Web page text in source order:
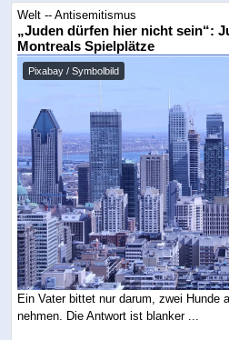
Welt -- Antisemitismus
„Juden dürfen hier nicht sein“:
Montreals Spielplätze
Pixabay / Symbolbild
Ein Vater bittet nur darum, zwei Hunde
nehmen. Die Antwort ist blanker ...